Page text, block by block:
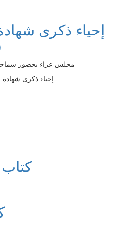
إحياء ذكرى
مجلس عزاء بحضور سماحة